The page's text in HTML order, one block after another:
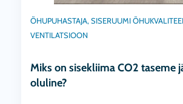
ÕHUPUHASTAJA, SISERUUMI
VENTILATSIOON
Miks on sisekliima CO2 taseme
oluline?